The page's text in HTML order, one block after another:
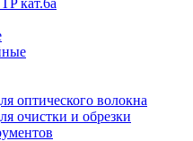
кат.6а
оптического волокна
очистки и обрезки